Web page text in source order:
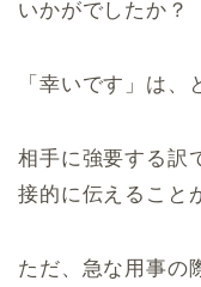
いかがでしたか？
「幸いです」は、
相手に強要する訳
接的に伝えること
ただ、急な用事の